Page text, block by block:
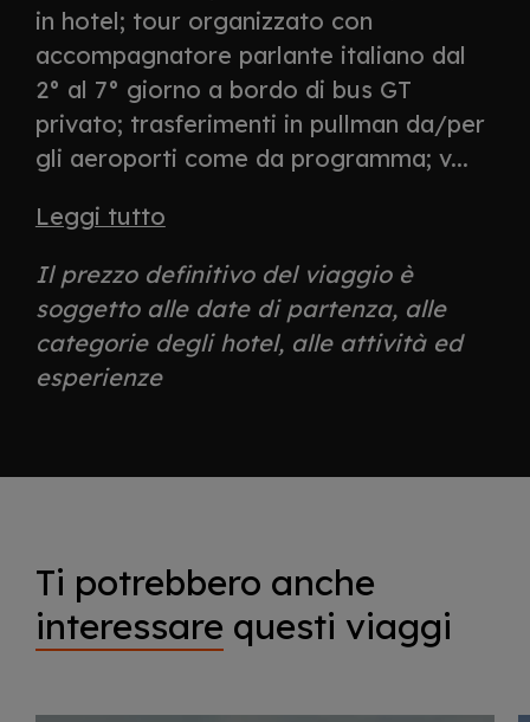
in hotel; tour organizzato con
accompagnatore parlante italiano dal
2° al 7° giorno a bordo di bus GT
privato; trasferimenti in pullman da/per
gli aeroporti come da programma; v...
Leggi tutto
Il prezzo definitivo del viaggio è
soggetto alle date di partenza, alle
categorie degli hotel, alle attività ed
esperienze
Ti potrebbero anche
interessare questi viaggi